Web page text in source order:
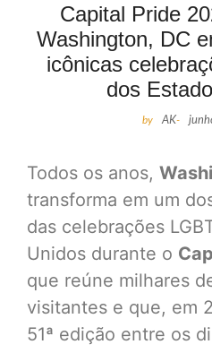
Capital Pride
Washington, DC
icônicas
dos
by AK-
Todos os anos,
transforma em um
das celebrações
Unidos durante o
que reúne milhares
visitantes e que, em
51ª edição entre os